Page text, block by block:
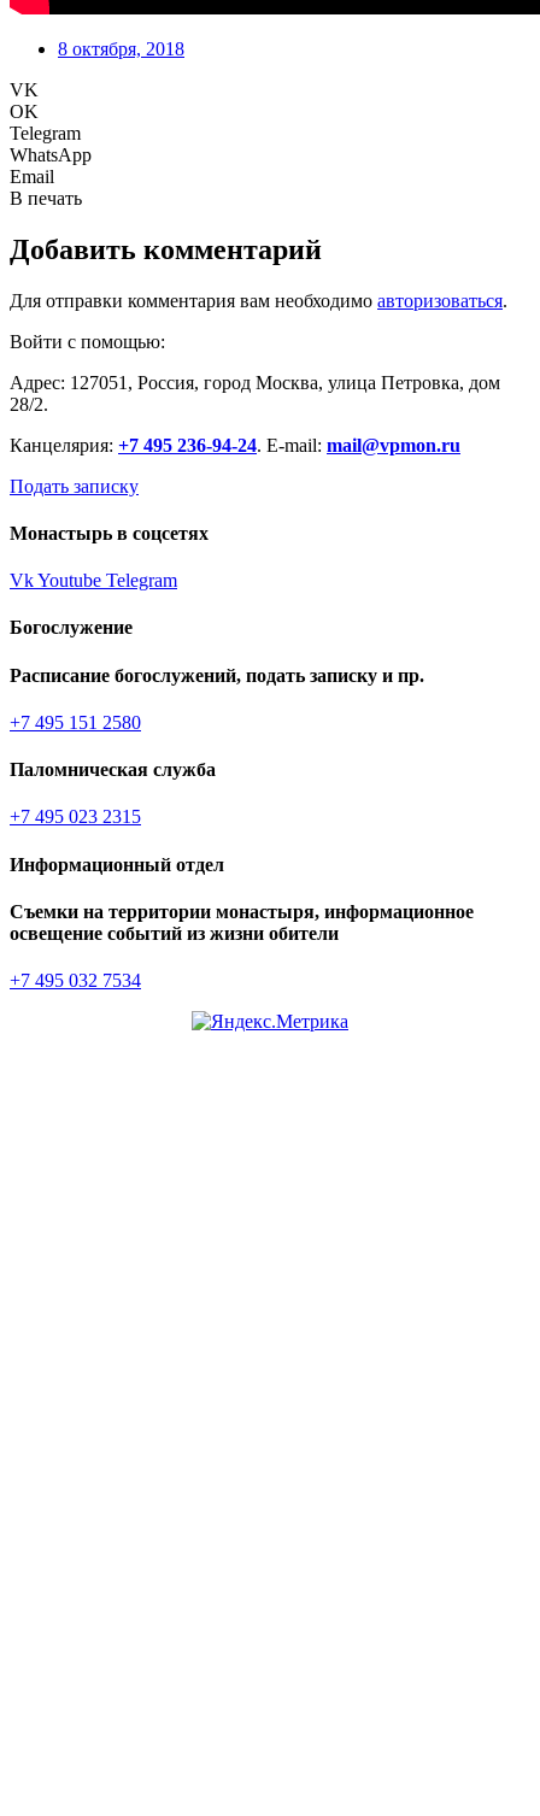
8 октября, 2018
VK
OK
Telegram
WhatsApp
Email
В печать
Добавить комментарий
Для отправки комментария вам необходимо авторизоваться.
Войти с помощью:
Адрес: 127051, Россия, город Москва, улица Петровка, дом
28/2.
Канцелярия: +7 495 236-94-24. E-mail: mail@vpmon.ru
Подать записку
Монастырь в соцсетях
VkYoutube Telegram
Богослужение
Расписание богослужений, подать записку и пр.
+7 495 151 2580
Паломническая служба
+7 495 023 2315
Информационный отдел
Съемки на территории монастыря, информационное
освещение событий из жизни обители
+7 495 032 7534